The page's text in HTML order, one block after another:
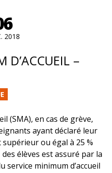
2018
D’ACCUEIL –
(SMA), en cas de grève,
ayant déclaré leur
ou égal à 25 %
élèves est assuré par la
service minimum d’accueil